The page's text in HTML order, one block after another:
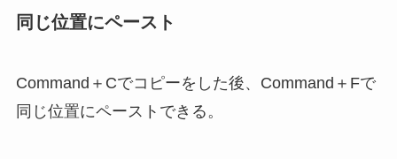
同じ位置にペースト
Command＋Cでコピーをした後、Command＋Fで
同じ位置にペーストできる。